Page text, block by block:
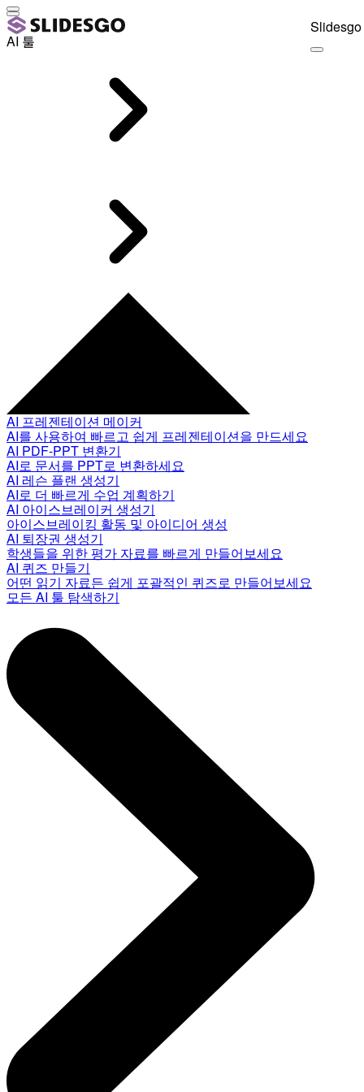
AI 툴
AI 프레젠테이션 메이커
AI를 사용하여 빠르고 쉽게 프레젠테이션을 만드세요
AI PDF-PPT 변환기
AI로 문서를 PPT로 변환하세요
AI 레슨 플랜 생성기
AI로 더 빠르게 수업 계획하기
AI 아이스브레이커 생성기
아이스브레이킹 활동 및 아이디어 생성
AI 퇴장권 생성기
학생들을 위한 평가 자료를 빠르게 만들어보세요
AI 퀴즈 만들기
어떤 읽기 자료든 쉽게 포괄적인 퀴즈로 만들어보세요
모든 AI 툴 탐색하기